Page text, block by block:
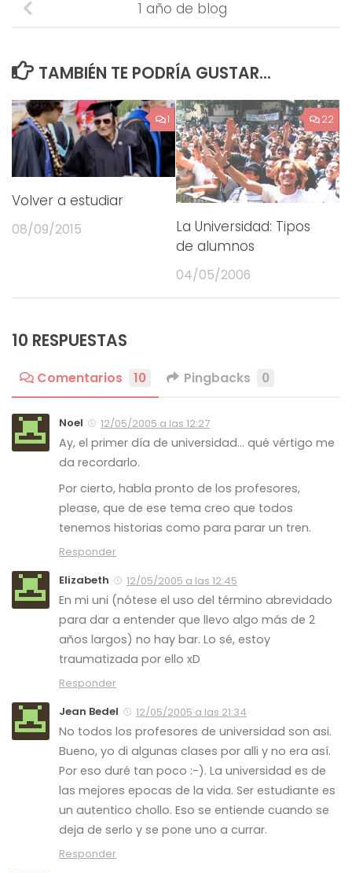
1 año de blog
TAMBIÉN TE PODRÍA GUSTAR...
1
Volver a estudiar
08/09/2015
22
La Universidad: Tipos
de alumnos
04/05/2006
10 RESPUESTAS
Comentarios 10 Pingbacks 0
Noel 12/05/2005 a las 12:27
Ay, el primer día de universidad… qué vértigo me
da recordarlo.
Por cierto, habla pronto de los profesores,
please, que de ese tema creo que todos
tenemos historias como para parar un tren.
Responder
Elizabeth
12/05/2005 a las 12:45
En mi uni (nótese el uso del término abrevidado
para dar a entender que llevo algo más de 2
años largos) no hay bar. Lo sé, estoy
traumatizada por ello xD
Responder
Jean Bedel
12/05/2005 a las 21:34
No todos los profesores de universidad son asi.
Bueno, yo di algunas clases por alli y no era así.
Por eso duré tan poco :-). La universidad es de
las mejores epocas de la vida. Ser estudiante es
un autentico chollo. Eso se entiende cuando se
deja de serlo y se pone uno a currar.
Responder